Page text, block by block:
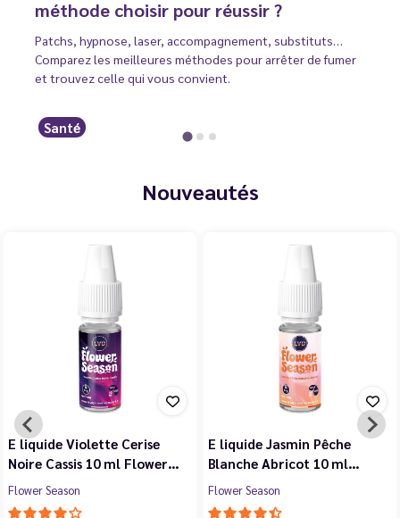
méthode choisir pour réussir ?
Patchs, hypnose, laser, accompagnement, substituts…
Comparez les meilleures méthodes pour arrêter de fumer
et trouvez celle qui vous convient.
Santé
Nouveautés
E liquide Violette Cerise
Noire Cassis 10 ml Flower…
Flower Season
E liquide Jasmin Pêche
Blanche Abricot 10 ml…
Flower Season